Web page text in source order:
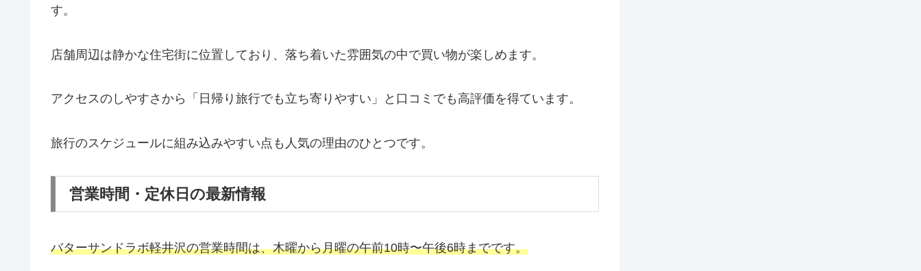
す。
店舗周辺は静かな住宅街に位置しており、落ち着いた雰囲気の中で買い物が楽しめます。
アクセスのしやすさから「日帰り旅行でも立ち寄りやすい」と口コミでも高評価を得ています。
旅行のスケジュールに組み込みやすい点も人気の理由のひとつです。
営業時間・定休日の最新情報
バターサンドラボ軽井沢の営業時間は、木曜から月曜の午前10時〜午後6時までです。